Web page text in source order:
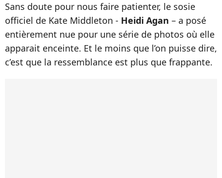
Sans doute pour nous faire patienter, le sosie
officiel de Kate Middleton - Heidi Agan – a posé
entièrement nue pour une série de photos où elle
apparait enceinte. Et le moins que l’on puisse dire,
c’est que la ressemblance est plus que frappante.